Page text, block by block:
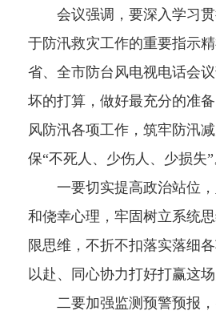
会议强调，要深入学习贯
于防汛救灾工作的重要指示
省、全市防台风电视电话会
坏的打算，做好最充分的准
风防汛各项工作，筑牢防汛
保“不死人、少伤人、少损失”
一要切实提高政治站位，
和侥幸心理，牢固树立系统
限思维，不折不扣落实落细
以赴、同心协力打好打赢这场
二要加强监测预警预报，